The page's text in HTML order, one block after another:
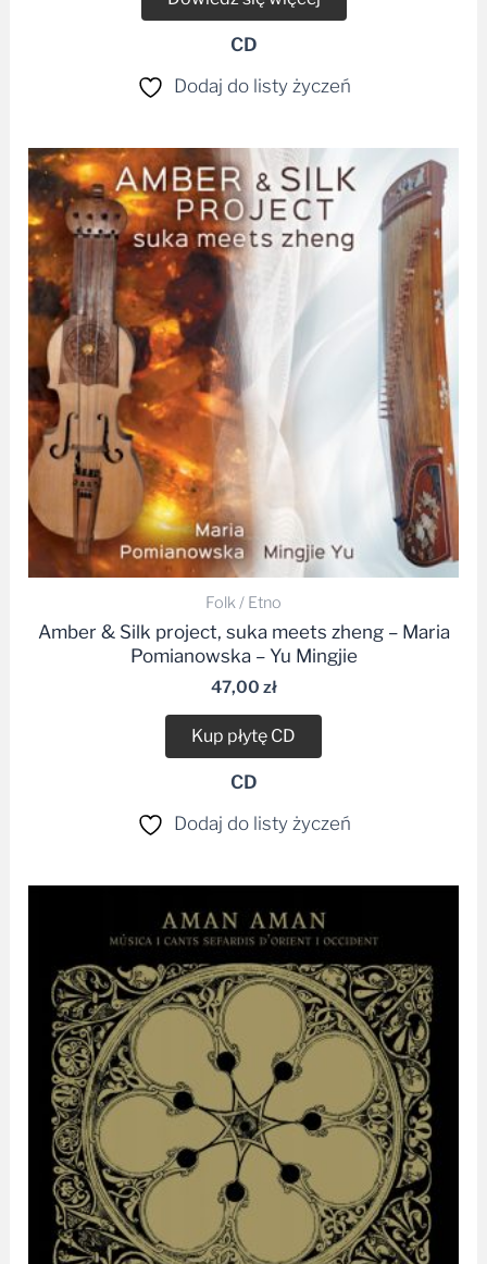
CD
Dodaj do listy życzeń
Folk / Etno
Amber & Silk project, suka meets zheng – Maria
Pomianowska – Yu Mingjie
47,00zł
Kup płytę CD
CD
Dodaj do listy życzeń